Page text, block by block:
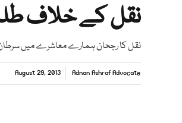
نقل کے خلاف
نقل کا رجحان ہمارے معاشرے میں
Adnan Ashraf Advocate
August 29, 2013